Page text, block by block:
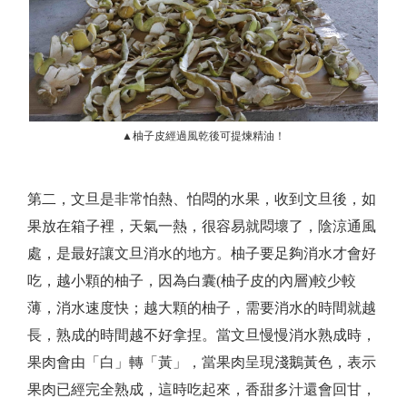
▲柚子皮經過風乾後可提煉精油！
第二，文旦是非常怕熱、怕悶的水果，收到文旦後，如
果放在箱子裡，天氣一熱，很容易就悶壞了，陰涼通風
處，是最好讓文旦消水的地方。柚子要足夠消水才會好
吃，越小顆的柚子，因為白囊(柚子皮的內層)較少較
薄，消水速度快；越大顆的柚子，需要消水的時間就越
長，熟成的時間越不好拿捏。當文旦慢慢消水熟成時，
果肉會由「白」轉「黃」，當果肉呈現淺鵝黃色，表示
果肉已經完全熟成，這時吃起來，香甜多汁還會回甘，